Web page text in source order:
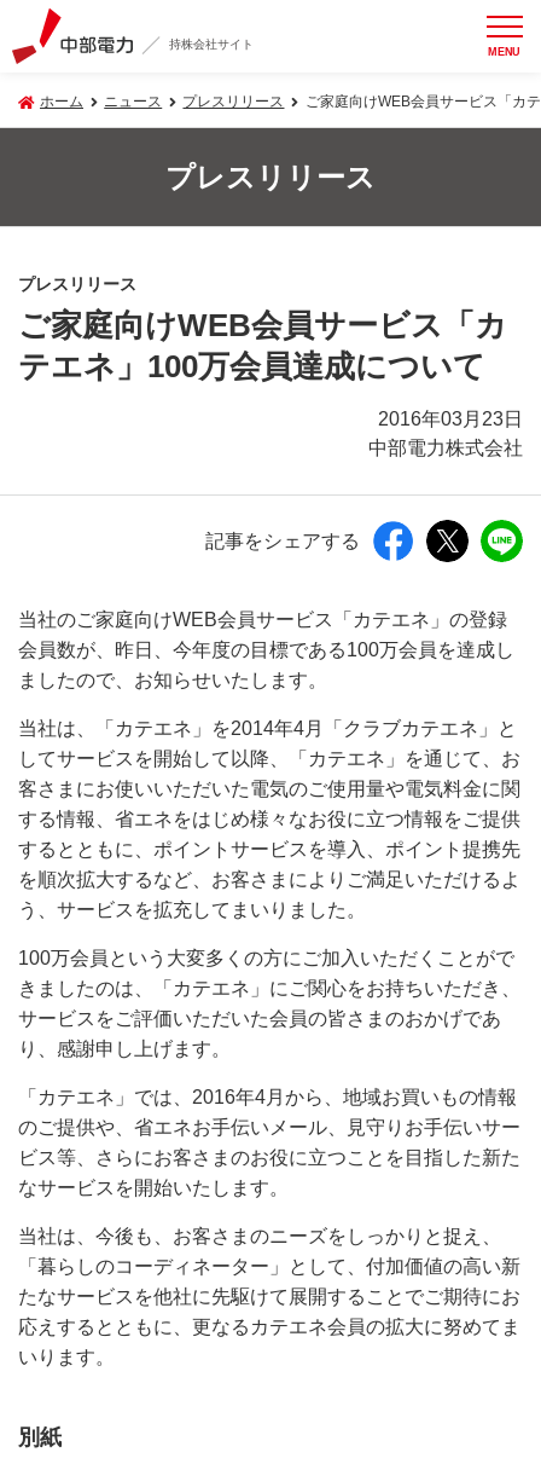
持株会社サイト MENU
ホーム ニュース プレスリリース ご家庭向けWEB会員サービス「カ
プレスリリース
プレスリリース
ご家庭向けWEB会員サービス「カ
テエネ」100万会員達成について
2016年03月23日
中部電力株式会社
記事をシェアする
当社のご家庭向けWEB会員サービス「カテエネ」の登録
会員数が、昨日、今年度の目標である100万会員を達成し
ましたので、お知らせいたします。
当社は、「カテエネ」を2014年4月「クラブカテエネ」と
してサービスを開始して以降、「カテエネ」を通じて、お
客さまにお使いいただいた電気のご使用量や電気料金に関
する情報、省エネをはじめ様々なお役に立つ情報をご提供
するとともに、ポイントサービスを導入、ポイント提携先
を順次拡大するなど、お客さまによりご満足いただけるよ
う、サービスを拡充してまいりました。
100万会員という大変多くの方にご加入いただくことがで
きましたのは、「カテエネ」にご関心をお持ちいただき、
サービスをご評価いただいた会員の皆さまのおかげであ
り、感謝申し上げます。
「カテエネ」では、2016年4月から、地域お買いもの情報
のご提供や、省エネお手伝いメール、見守りお手伝いサー
ビス等、さらにお客さまのお役に立つことを目指した新た
なサービスを開始いたします。
当社は、今後も、お客さまのニーズをしっかりと捉え、
「暮らしのコーディネーター」として、付加価値の高い新
たなサービスを他社に先駆けて展開することでご期待にお
応えするとともに、更なるカテエネ会員の拡大に努めてま
いります。
別紙